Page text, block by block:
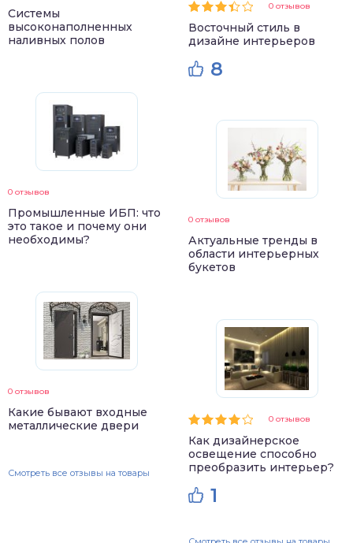
Системы
высоконаполненных
наливных полов
0 отзывов
Промышленные ИБП: что
это такое и почему они
необходимы?
0 отзывов
Какие бывают входные
металлические двери
Смотреть все отзывы на товары
0 отзывов
Восточный стиль в
дизайне интерьеров
8
0 отзывов
Актуальные тренды в
области интерьерных
букетов
0 отзывов
Как дизайнерское
освещение способно
преобразить интерьер?
1